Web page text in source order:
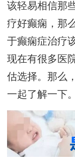
该轻易相信那
疗好癫痫，那
于癫痫症治疗
现在有很多医
估选择。那么
一起了解一下。